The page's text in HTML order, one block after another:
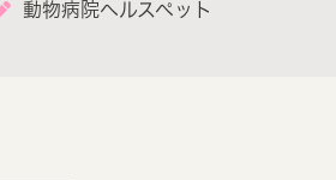
動物病院ヘルスペット